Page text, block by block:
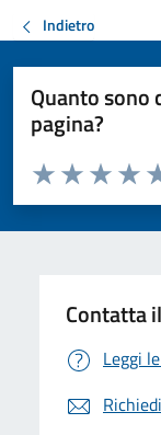
Indietro
Quanto sono
pagina?
Valuta da 1 a 5 stelle
Valuta 3
Valuta 2
Valuta 1 stelle
Contatta
Leggi